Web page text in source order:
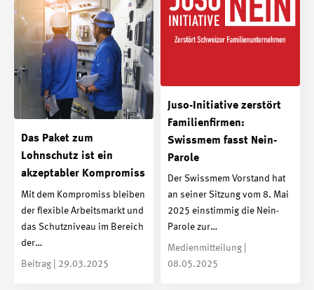
Juso-Initiative zerstört
Familienfirmen:
Swissmem fasst Nein-
Parole
Der Swissmem Vorstand hat
an seiner Sitzung vom 8. Mai
2025 einstimmig die Nein-
Parole zur…
Medienmitteilung |
08.05.2025
Das Paket zum
Lohnschutz ist ein
akzeptabler Kompromiss
Mit dem Kompromiss bleiben
der flexible Arbeitsmarkt und
das Schutzniveau im Bereich
der…
Beitrag | 29.03.2025